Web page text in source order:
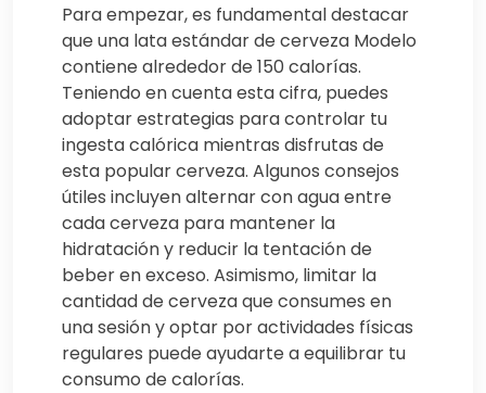
Para empezar, es fundamental destacar
que una lata estándar de cerveza Modelo
contiene alrededor de 150 calorías.
Teniendo en cuenta esta cifra, puedes
adoptar estrategias para controlar tu
ingesta calórica mientras disfrutas de
esta popular cerveza. Algunos consejos
útiles incluyen alternar con agua entre
cada cerveza para mantener la
hidratación y reducir la tentación de
beber en exceso. Asimismo, limitar la
cantidad de cerveza que consumes en
una sesión y optar por actividades físicas
regulares puede ayudarte a equilibrar tu
consumo de calorías.